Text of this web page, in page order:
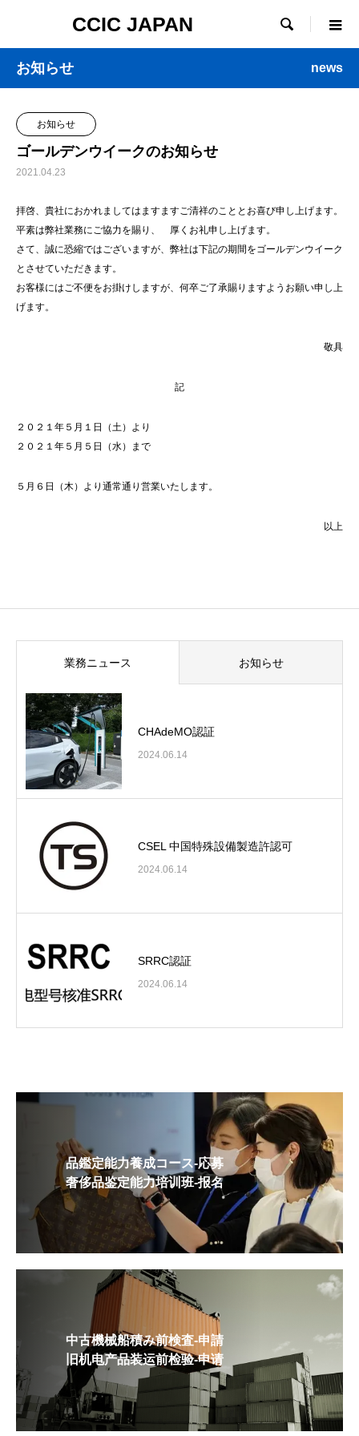
CCIC JAPAN 
お知らせ news
お知らせ
ゴールデンウイークのお知らせ
2021.04.23
拝啓、貴社におかれましてはますますご清祥のこととお喜び申し上げます。
平素は弊社業務にご協力を賜り、 厚くお礼申し上げます。
さて、誠に恐縮ではございますが、弊社は下記の期間をゴールデンウイーク
とさせていただきます。
お客様にはご不便をお掛けしますが、何卒ご了承賜りますようお願い申し上
げます。
敬具
記
２０２１年５月１日（土）より
２０２１年５月５日（水）まで
５月６日（木）より通常通り営業いたします。
以上
業務ニュース お知らせ
CHAdeMO認証
2024.06.14
CSEL 中国特殊設備製造許認可
2024.06.14
SRRC認証
2024.06.14
品鑑定能力養成コース-応募
奢侈品鉴定能力培训班-报名
中古機械船積み前検査-申請
旧机电产品装运前检验-申请